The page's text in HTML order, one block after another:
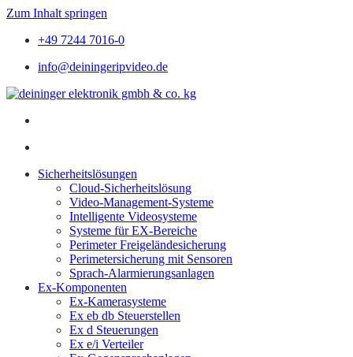
Zum Inhalt springen
+49 7244 7016-0
info@deiningeripvideo.de
Sicherheitslösungen
Cloud-Sicherheitslösung
Video-Management-Systeme
Intelligente Videosysteme
Systeme für EX-Bereiche
Perimeter Freigeländesicherung
Perimetersicherung mit Sensoren
Sprach-Alarmierungsanlagen
Ex-Komponenten
Ex-Kamerasysteme
Ex eb db Steuerstellen
Ex d Steuerungen
Ex e/i Verteiler